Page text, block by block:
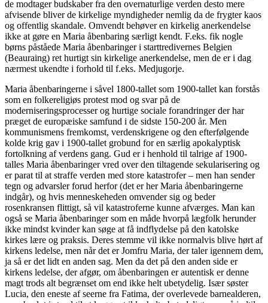
de modtager budskaber fra den overnaturlige verden desto mere
afvisende bliver de kirkelige myndigheder nemlig da de frygter kaos
og offentlig skandale. Omvendt behøver en kirkelig anerkendelse
ikke at gøre en Maria åbenbaring særligt kendt. F.eks. fik nogle
børns påståede Maria åbenbaringer i starttredivernes Belgien
(Beauraing) ret hurtigt sin kirkelige anerkendelse, men de er i dag
nærmest ukendte i forhold til f.eks. Medjugorje.
Maria åbenbaringerne i såvel 1800-tallet som 1900-tallet kan forstås
som en folkereligiøs protest mod og svar på de
moderniseringsprocesser og hurtige sociale forandringer der har
præget de europæiske samfund i de sidste 150-200 år. Men
kommunismens fremkomst, verdenskrigene og den efterfølgende
kolde krig gav i 1900-tallet grobund for en særlig apokalyptisk
fortolkning af verdens gang. Gud er i henhold til talrige af 1900-
talles Maria åbenbaringer vred over den tiltagende sekularisering og
er parat til at straffe verden med store katastrofer – men han sender
tegn og advarsler forud herfor (det er her Maria åbenbaringerne
indgår), og hvis menneskeheden omvender sig og beder
rosenkransen flittigt, så vil katastroferne kunne afværges. Man kan
også se Maria åbenbaringer som en måde hvorpå lægfolk herunder
ikke mindst kvinder kan søge at få indflydelse på den katolske
kirkes lære og praksis. Deres stemme vil ikke normalvis blive hørt af
kirkens ledelse, men når det er Jomfru Maria, der taler igennem dem,
ja så er det lidt en anden sag. Men da det på den anden side er
kirkens ledelse, der afgør, om åbenbaringen er autentisk er denne
magt trods alt begrænset om end ikke helt ubetydelig. Især søster
Lucia, den eneste af seerne fra Fatima, der overlevede barnealderen,